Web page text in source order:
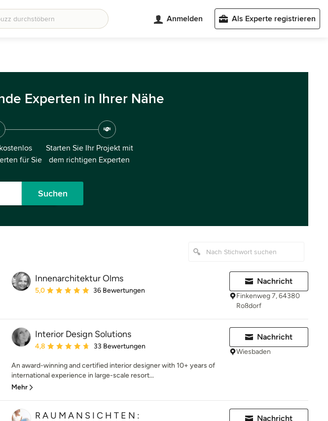
Anmelden Als Experte registrieren
Experten in Ihrer Nähe
für Sie
Starten Sie Ihr Projekt mit
dem richtigen Experten
Suchen
Innenarchitektur Olms
Durchschnittliche Bewertung: 5 von 5 Sternen
5,0 36 Bewertungen
Nachricht
Finkenweg 7, 64380
Roßdorf
Interior Design Solutions
Durchschnittliche Bewertung: 4.8 von 5 Sternen
4,8 33 Bewertungen
An award-winning and certified interior designer with 10+ years of
international experience in large-scale resort...
Mehr
Nachricht
Wiesbaden
R A U M A N S I C H T E N :
Nachricht